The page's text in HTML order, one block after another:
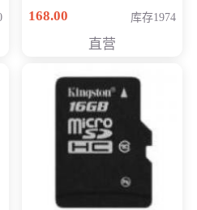
168.00
库存1974
直营